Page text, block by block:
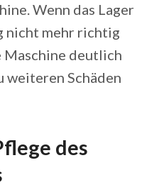
Wenn das Lager
nicht mehr richtig
deutlich
weiteren Schäden
des